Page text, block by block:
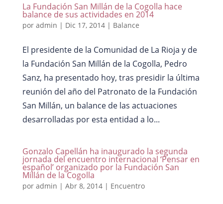
La Fundación San Millán de la Cogolla hace
balance de sus actividades en 2014
por admin | Dic 17, 2014| Balance
El presidente de la Comunidad de La Rioja y de
la Fundación San Millán de la Cogolla, Pedro
Sanz, ha presentado hoy, tras presidir la última
reunión del año del Patronato de la Fundación
San Millán, un balance de las actuaciones
desarrolladas por esta entidad a lo...
Gonzalo Capellán ha inaugurado la segunda
jornada del encuentro internacional ‘Pensar en
español’ organizado por la Fundación San
Millán de la Cogolla
por admin | Abr 8, 2014| Encuentro